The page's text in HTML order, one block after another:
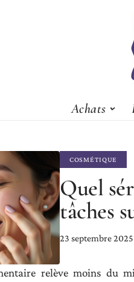
Achats
COSMÉTIQUE
Quel
tâches
23 septembre 2025
relève moins du